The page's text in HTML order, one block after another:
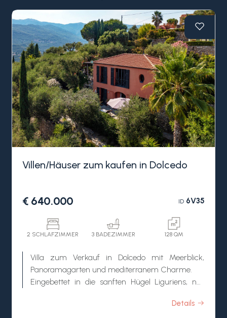
Villen/Häuser zum kaufen in Dolcedo
€ 640.000 ID6V35
2 SCHLAFZIMMER 3 BADEZIMMER 128 QM
Villa zum Verkauf in Dolcedo mit Meerblick,
Panoramagarten und mediterranem Charme.
Eingebettet in die sanften Hügel Liguriens, nur
der italienischen Riviera entfernt, vereint diese
Details